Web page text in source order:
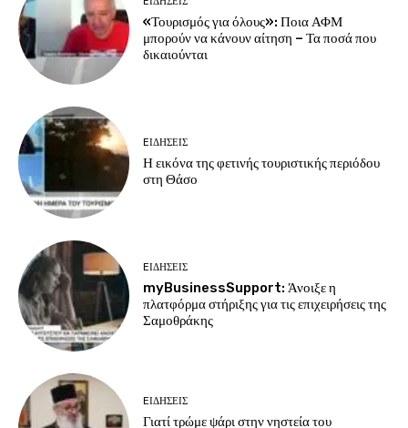
«Τουρισμός για όλους»: Ποια ΑΦΜ
μπορούν να κάνουν αίτηση – Τα ποσά που
δικαιούνται
EΙΔΗΣΕΙΣ
Η εικόνα της φετινής τουριστικής περιόδου
στη Θάσο
EΙΔΗΣΕΙΣ
myBusinessSupport: Άνοιξε η
πλατφόρμα στήριξης για τις επιχειρήσεις της
Σαμοθράκης
EΙΔΗΣΕΙΣ
Γιατί τρώμε ψάρι στην νηστεία του